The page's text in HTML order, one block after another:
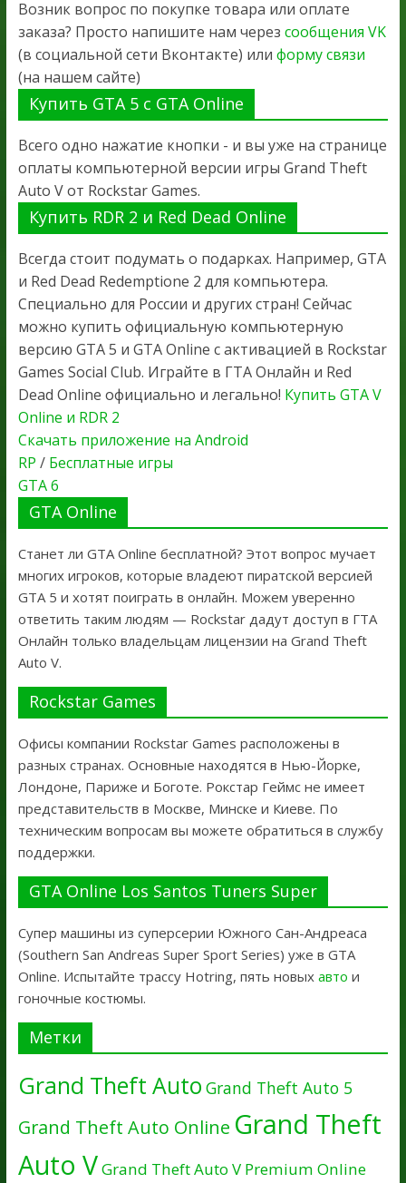
Возник вопрос по покупке товара или оплате
заказа? Просто напишите нам через сообщения VK
(в социальной сети Вконтакте) или форму связи
(на нашем сайте)
Купить GTA 5 с GTA Online
Всего одно нажатие кнопки - и вы уже на странице
оплаты компьютерной версии игры Grand Theft
Auto V от Rockstar Games.
Купить RDR 2 и Red Dead Online
Всегда стоит подумать о подарках. Например, GTA
и Red Dead Redemptione 2 для компьютера.
Специально для России и других стран! Сейчас
можно купить официальную компьютерную
версию GTA 5 и GTA Online с активацией в Rockstar
Games Social Club. Играйте в ГТА Онлайн и Red
Dead Online официально и легально! Купить GTA V
Online и RDR 2
Скачать приложение на Android
RP / Бесплатные игры
GTA 6
GTA Online
Станет ли GTA Online бесплатной? Этот вопрос мучает
многих игроков, которые владеют пиратской версией
GTA 5 и хотят поиграть в онлайн. Можем уверенно
ответить таким людям — Rockstar дадут доступ в ГТА
Онлайн только владельцам лицензии на Grand Theft
Auto V.
Rockstar Games
Офисы компании Rockstar Games расположены в
разных странах. Основные находятся в Нью-Йорке,
Лондоне, Париже и Боготе. Рокстар Геймс не имеет
представительств в Москве, Минске и Киеве. По
техническим вопросам вы можете обратиться в службу
поддержки.
GTA Online Los Santos Tuners Super
Супер машины из суперсерии Южного Сан-Андреаса
(Southern San Andreas Super Sport Series) уже в GTA
Online. Испытайте трассу Hotring, пять новых авто и
гоночные костюмы.
Метки
Grand Theft Auto Grand Theft Auto 5
Grand Theft Auto Online Grand Theft
Auto VGrand Theft Auto V Premium Online